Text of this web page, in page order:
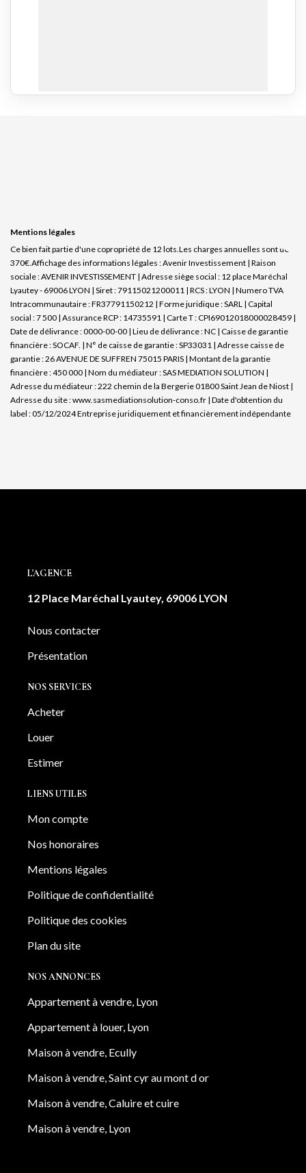
Mentions légales
Ce bien fait partie d'une copropriété de 12 lots.Les charges annuelles sont de
370€.Affichage des informations légales : Avenir Investissement | Raison
sociale : AVENIR INVESTISSEMENT | Adresse siège social : 12 place Maréchal
Lyautey - 69006 LYON | Siret : 79115021200011 | RCS : LYON | Numero TVA
Intracommunautaire : FR37791150212 | Forme juridique : SARL | Capital
social : 7 500 | Assurance RCP : 14735591 | Carte T : CPI69012018000028459 |
Date de délivrance : 0000-00-00 | Lieu de délivrance : NC | Caisse de garantie
financière : SOCAF. | N° de caisse de garantie : SP33031 | Adresse caisse de
garantie : 26 AVENUE DE SUFFREN 75015 PARIS | Montant de la garantie
financière : 450 000 | Nom du médiateur : SAS MEDIATION SOLUTION |
Adresse du médiateur : 222 chemin de la Bergerie 01800 Saint Jean de Niost |
Adresse du site :www.sasmediationsolution-conso.fr | Date d'obtention du
label : 05/12/2024Entreprise juridiquement et financièrement indépendante
L'AGENCE
12 Place Maréchal Lyautey, 69006 LYON
Nous contacter
Présentation
NOS SERVICES
Acheter
Louer
Estimer
LIENS UTILES
Mon compte
Nos honoraires
Mentions légales
Politique de confidentialité
Politique des cookies
Plan du site
NOS ANNONCES
Appartement à vendre, Lyon
Appartement à louer, Lyon
Maison à vendre, Ecully
Maison à vendre, Saint cyr au mont d or
Maison à vendre, Caluire et cuire
Maison à vendre, Lyon